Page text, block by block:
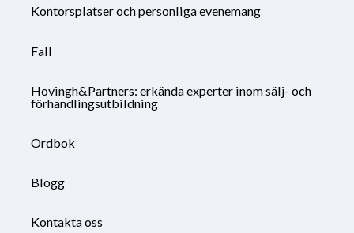
Kontorsplatser och personliga evenemang
Fall
Hovingh&Partners: erkända experter inom sälj- och
förhandlingsutbildning
Ordbok
Blogg
Kontakta oss